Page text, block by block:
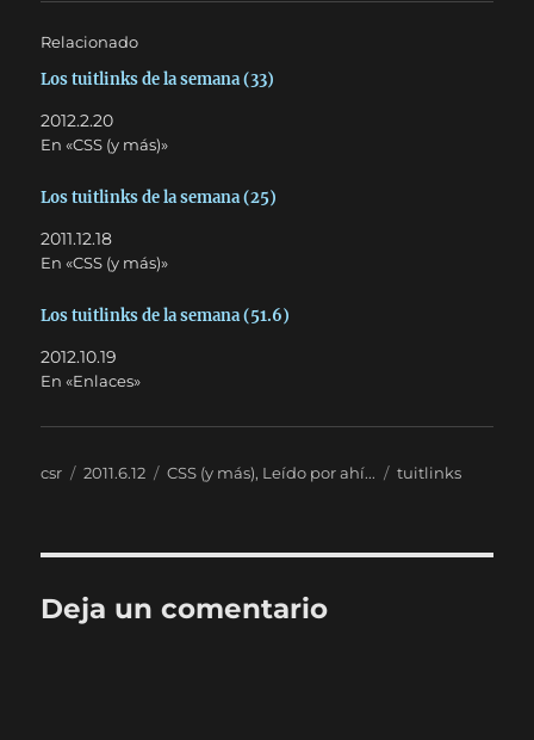
Relacionado
Los tuitlinks de la semana (33)
2012.2.20
En «CSS (y más)»
Los tuitlinks de la semana (25)
2011.12.18
En «CSS (y más)»
Los tuitlinks de la semana (51.6)
2012.10.19
En «Enlaces»
Autor
csr
Publicado
2011.6.12 Categorías
CSS (y más), Leído por ahí... Etiquetas
tuitlinks
Deja un comentario